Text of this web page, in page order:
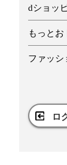
dショッ
もっと
ファッシ
ロ